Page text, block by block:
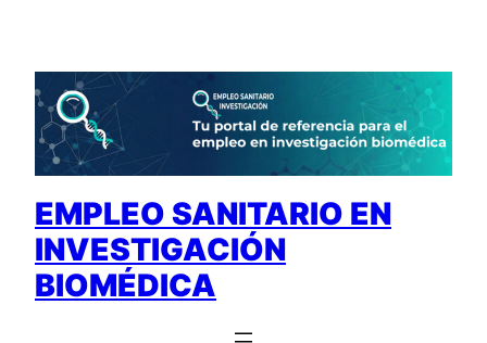
contenido
EMPLEO SANITARIO EN
INVESTIGACIÓN
BIOMÉDICA